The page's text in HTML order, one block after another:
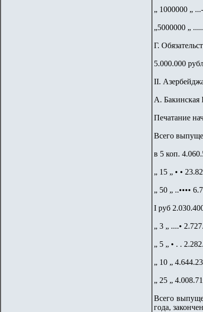
„ 1000000 „
„5000000 „
Г.
5.000.000
II.
А. Бакинская
Печатание
Всего
в 5 коп.
„ 15 „ • •
„ 50 „ ..••••
I руб
„ 3 „ ....•
„ 5 „ • . .
„ 10 „
„ 25 „
Всего
года,